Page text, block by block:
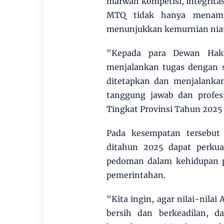
MTQ tidak hanya
menunjukkan kemurnian
"Kepada para Dewan
menjalankan tugas dengan
ditetapkan dan
tanggung jawab dan
Tingkat Provinsi Tahun
‎Pada kesempatan
ditahun 2025 dapat
pedoman dalam kehidupan
pemerintahan. ‎ ‎
"Kita ingin, agar nilai-nilai
bersih dan berkeadilan,